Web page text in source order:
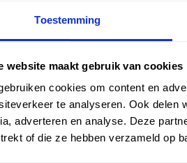
Toestemming
website maakt gebruik van cookies
cookies om content en
te analyseren. Ook delen
adverteren en analyse. Deze
of die ze hebben verzameld op
KENNIS EN HULP
Klantenservice
Veelgestelde vragen